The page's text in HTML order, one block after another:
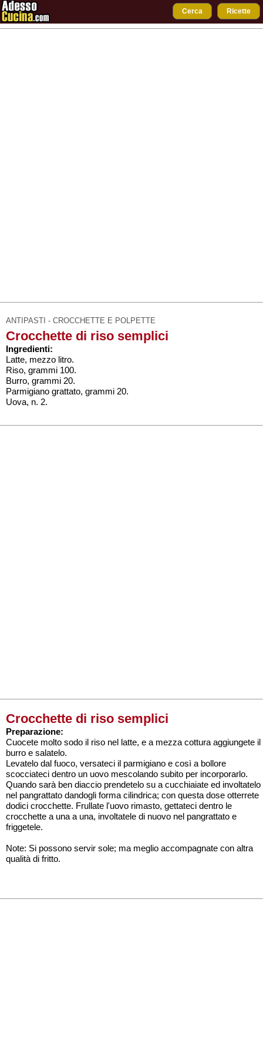
Cerca Ricette
ANTIPASTI - CROCCHETTE E POLPETTE
Crocchette di riso semplici
Ingredienti:
Latte, mezzo litro.
Riso, grammi 100.
Burro, grammi 20.
Parmigiano grattato, grammi 20.
Uova, n. 2.
Crocchette di riso semplici
Preparazione:
Cuocete molto sodo il riso nel latte, e a mezza cottura aggiungete il
burro e salatelo.
Levatelo dal fuoco, versateci il parmigiano e così a bollore
scocciateci dentro un uovo mescolando subito per incorporarlo.
Quando sarà ben diaccio prendetelo su a cucchiaiate ed involtatelo
nel pangrattato dandogli forma cilindrica; con questa dose otterrete
dodici crocchette. Frullate l'uovo rimasto, gettateci dentro le
crocchette a una a una, involtatele di nuovo nel pangrattato e
friggetele.
Note: Si possono servir sole; ma meglio accompagnate con altra
qualità di fritto.